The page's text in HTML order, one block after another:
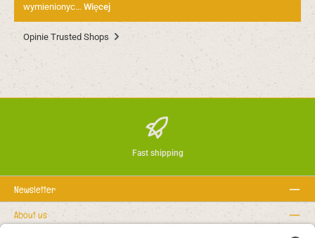
wymienionyc… Więcej
Opinie Trusted Shops
Fast shipping
Newsletter
About us